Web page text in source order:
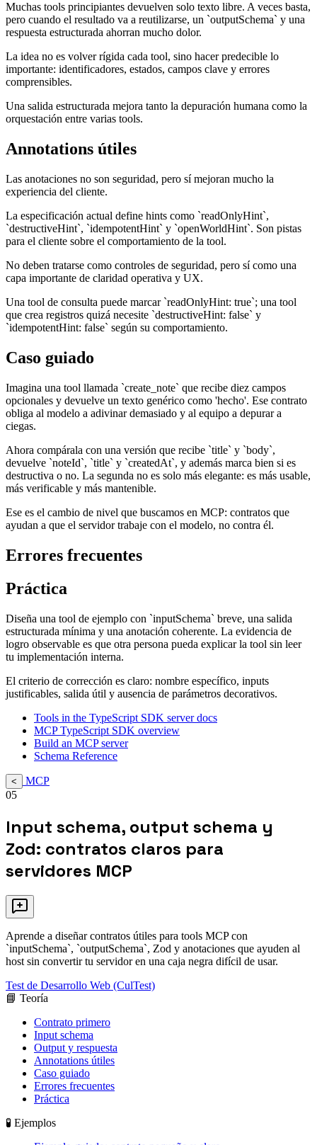
Muchas tools principiantes devuelven solo texto libre. A veces basta,
pero cuando el resultado va a reutilizarse, un `outputSchema` y una
respuesta estructurada ahorran mucho dolor.
La idea no es volver rígida cada tool, sino hacer predecible lo
importante: identificadores, estados, campos clave y errores
comprensibles.
Una salida estructurada mejora tanto la depuración humana como la
orquestación entre varias tools.
Annotations útiles
Las anotaciones no son seguridad, pero sí mejoran mucho la
experiencia del cliente.
La especificación actual define hints como `readOnlyHint`,
`destructiveHint`, `idempotentHint` y `openWorldHint`. Son pistas
para el cliente sobre el comportamiento de la tool.
No deben tratarse como controles de seguridad, pero sí como una
capa importante de claridad operativa y UX.
Una tool de consulta puede marcar `readOnlyHint: true`; una tool
que crea registros quizá necesite `destructiveHint: false` y
`idempotentHint: false` según su comportamiento.
Caso guiado
Imagina una tool llamada `create_note` que recibe diez campos
opcionales y devuelve un texto genérico como 'hecho'. Ese contrato
obliga al modelo a adivinar demasiado y al equipo a depurar a
ciegas.
Ahora compárala con una versión que recibe `title` y `body`,
devuelve `noteId`, `title` y `createdAt`, y además marca bien si es
destructiva o no. La segunda no es solo más elegante: es más usable,
más verificable y más mantenible.
Ese es el cambio de nivel que buscamos en MCP: contratos que
ayudan a que el servidor trabaje con el modelo, no contra él.
Errores frecuentes
Práctica
Diseña una tool de ejemplo con `inputSchema` breve, una salida
estructurada mínima y una anotación coherente. La evidencia de
logro observable es que otra persona pueda explicar la tool sin leer
tu implementación interna.
El criterio de corrección es claro: nombre específico, inputs
justificables, salida útil y ausencia de parámetros decorativos.
Tools in the TypeScript SDK server docs
MCP TypeScript SDK overview
Build an MCP server
Schema Reference
<
MCP
05
Input schema, output schema y
Zod: contratos claros para
servidores MCP
Aprende a diseñar contratos útiles para tools MCP con
`inputSchema`, `outputSchema`, Zod y anotaciones que ayuden al
host sin convertir tu servidor en una caja negra difícil de usar.
Test de Desarrollo Web (CulTest)
📘 Teoría
Contrato primero
Input schema
Output y respuesta
Annotations útiles
Caso guiado
Errores frecuentes
Práctica
🧪 Ejemplos